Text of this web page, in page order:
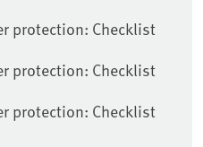
protection: Checklist
protection: Checklist
protection: Checklist